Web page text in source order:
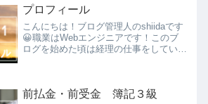
るわけではありません。当期に仕入れた
商品でも、期末時点で売れ...
プロフィール
こんにちは！ブログ管理人のshiidaです
😀職業はWebエンジニアです！このブ
ログを始めた頃は経理の仕事をしていま
格しました✏️ちな...
前払金・前受金 簿記３級